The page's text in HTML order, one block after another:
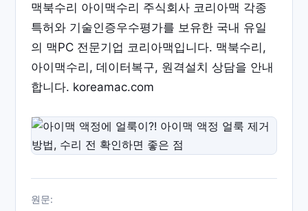
맥북수리 아이맥수리 주식회사 코리아맥 각종
특허와 기술인증우수평가를 보유한 국내 유일
의 맥PC 전문기업 코리아맥입니다. 맥북수리,
아이맥수리, 데이터복구, 원격설치 상담을 안내
합니다. koreamac.com
원문: